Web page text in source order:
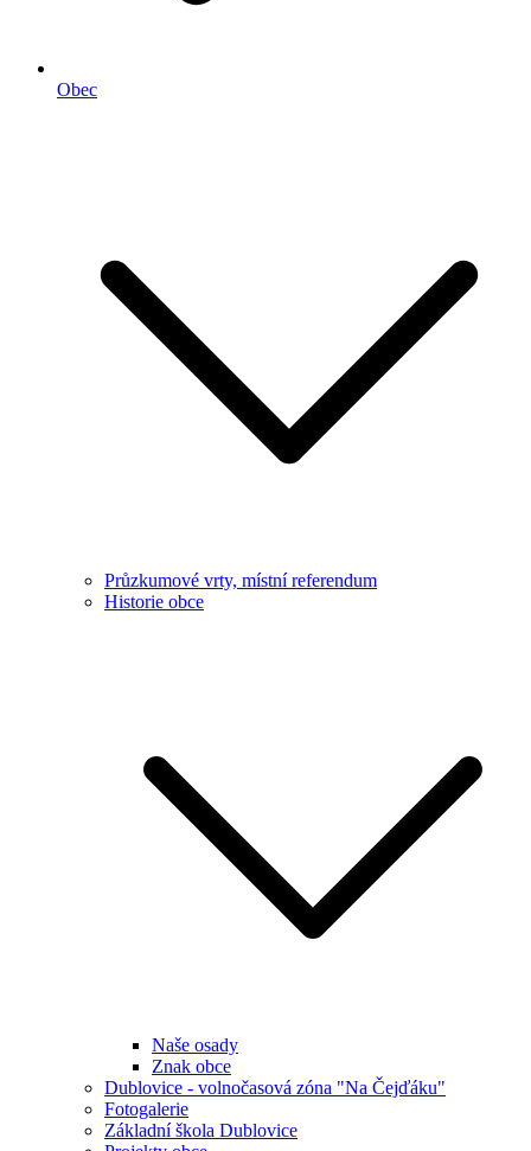
Obec
Průzkumové vrty, místní referendum
Historie obce
Naše osady
Znak obce
Dublovice - volnočasová zóna "Na Čejďáku"
Fotogalerie
Základní škola Dublovice